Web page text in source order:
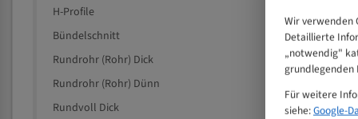
H-Profile
Bündelschnitt
Rundrohr (Rohr) Dick
Rundrohr (Rohr) Dünn
Rundvoll Dick
Wir verwenden
Detaillierte
„notwendig"
grundlegenden
Für weitere
siehe:Google-